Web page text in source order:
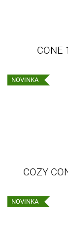
CONE
NOVINKA
COZY
NOVINKA